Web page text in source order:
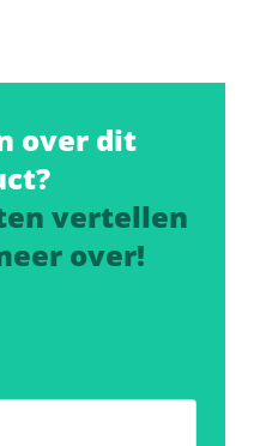
over dit
vertellen
over!